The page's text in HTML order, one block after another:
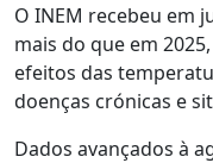
O INEM recebeu em
mais do que em
efeitos das
doenças crónicas e
Dados avançados à